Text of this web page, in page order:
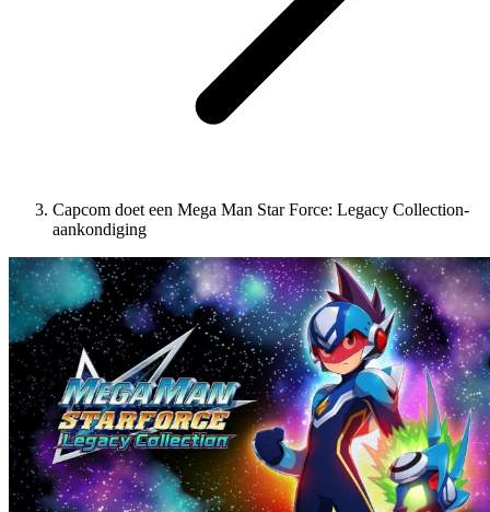
Capcom doet een Mega Man Star Force: Legacy Collection-
aankondiging